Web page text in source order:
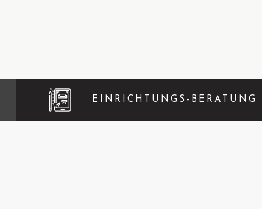
EINRICHTUNGS-BERATUNG